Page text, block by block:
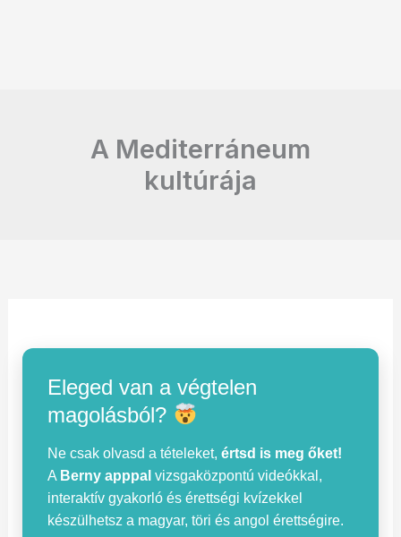
A Mediterráneum
kultúrája
Eleged van a végtelen
magolásból?
Ne csak olvasd a tételeket,értsd is meg őket!
A Berny apppal vizsgaközpontú videókkal,
interaktív gyakorló és érettségi kvízekkel
készülhetsz a magyar, töri és angol érettségire.